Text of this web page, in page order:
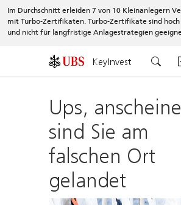
Im Durchschnitt erleiden 7 von 10 Kleinanlegern
mit Turbo-Zertifikaten. Turbo-Zertifikate sind
und nicht für langfristige Anlagestrategien
KeyInvest
Ups,
sind Sie am
falschen Ort
gelandet